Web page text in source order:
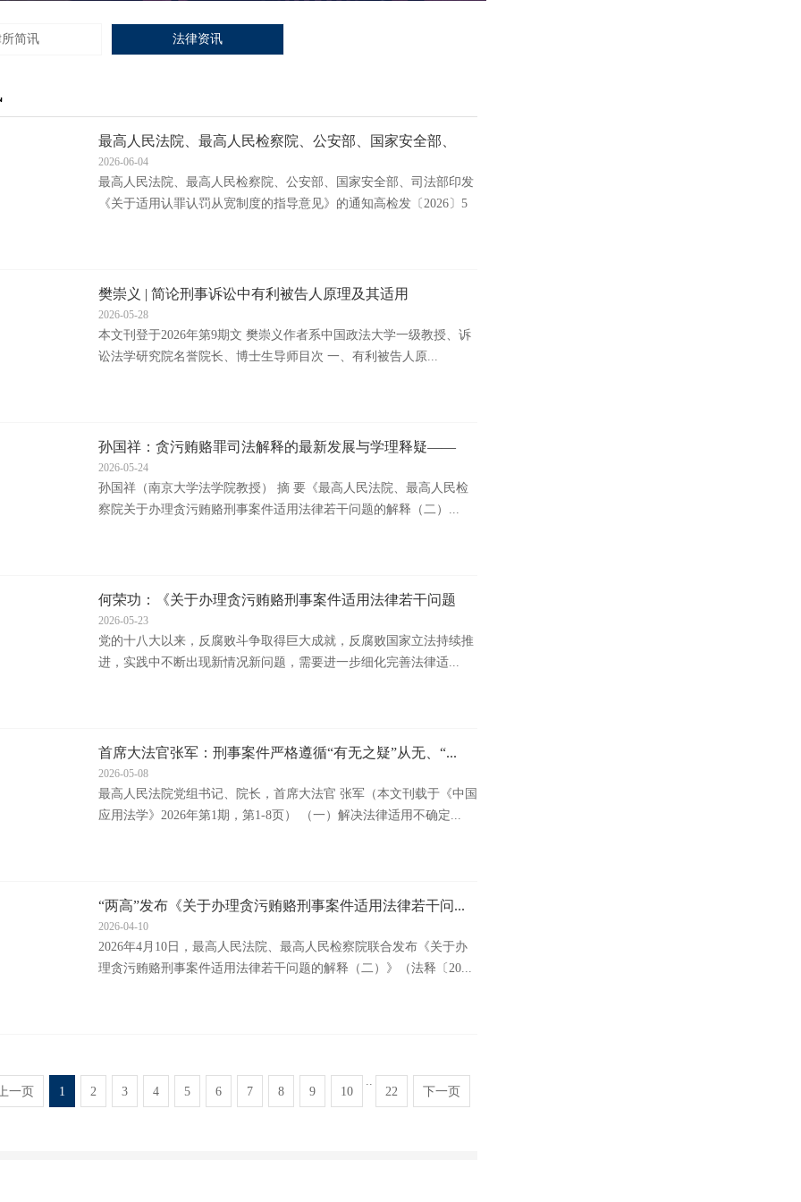
简讯 法律资讯
最高人民法院、最高人民检察院、公安部、国家安全部、
司...
2026-06-04
最高人民法院、最高人民检察院、公安部、国家安全部、司法部印发
《关于适用认罪认罚从宽制度的指导意见》的通知高检发〔2026〕5
樊崇义 | 简论刑事诉讼中有利被告人原理及其适用
2026-05-28
本文刊登于2026年第9期文 樊崇义作者系中国政法大学一级教授、诉
讼法学研究院名誉院长、博士生导师目次 一、有利被告人原...
孙国祥：贪污贿赂罪司法解释的最新发展与学理释疑——
以...
2026-05-24
孙国祥（南京大学法学院教授） 摘 要《最高人民法院、最高人民检
察院关于办理贪污贿赂刑事案件适用法律若干问题的解释（二）...
何荣功：《关于办理贪污贿赂刑事案件适用法律若干问题
的...
2026-05-23
党的十八大以来，反腐败斗争取得巨大成就，反腐败国家立法持续推
进，实践中不断出现新情况新问题，需要进一步细化完善法律适...
首席大法官张军：刑事案件严格遵循“有无之疑”从无、“...
2026-05-08
最高人民法院党组书记、院长，首席大法官 张军（本文刊载于《中国
应用法学》2026年第1期，第1-8页） （一）解决法律适用不确定...
“两高”发布《关于办理贪污贿赂刑事案件适用法律若干问...
2026-04-10
2026年4月10日，最高人民法院、最高人民检察院联合发布《关于办
理贪污贿赂刑事案件适用法律若干问题的解释（二）》（法释〔20...
一页 1 2 3 4 5 6 7 8 9 10
..
22
下一页